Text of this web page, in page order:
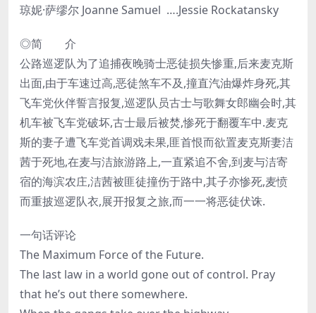
琼妮·萨缪尔 Joanne Samuel ….Jessie Rockatansky
◎简 介
公路巡逻队为了追捕夜晚骑士恶徒损失惨重,后来麦克斯
出面,由于车速过高,恶徒煞车不及,撞直汽油爆炸身死,其
飞车党伙伴誓言报复,巡逻队员古士与歌舞女郎幽会时,其
机车被飞车党破坏,古士最后被焚,惨死于翻覆车中.麦克
斯的妻子遭飞车党首调戏未果,匪首恨而欲置麦克斯妻洁
茜于死地,在麦与洁旅游路上,一直紧追不舍,到麦与洁寄
宿的海滨农庄,洁茜被匪徒撞伤于路中,其子亦惨死,麦愤
而重披巡逻队衣,展开报复之旅,而一一将恶徒伏诛.
一句话评论
The Maximum Force of the Future.
The last law in a world gone out of control. Pray
that he’s out there somewhere.